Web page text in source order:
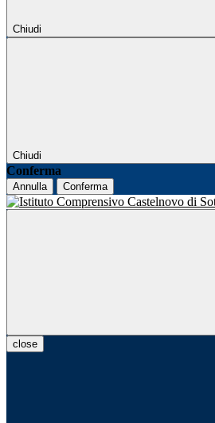
Chiudi
Chiudi
Conferma
Annulla Conferma
close